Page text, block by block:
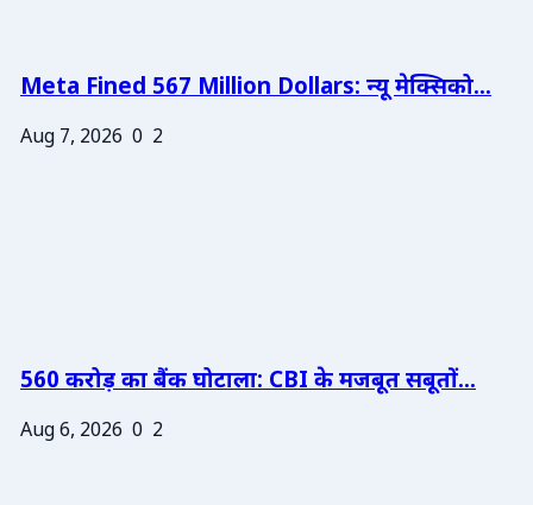
Meta Fined 567 Million Dollars: न्यू मेक्सिको...
Aug 7, 2026 0 2
560 करोड़ का बैंक घोटाला: CBI के मजबूत सबूतों...
Aug 6, 2026 0 2